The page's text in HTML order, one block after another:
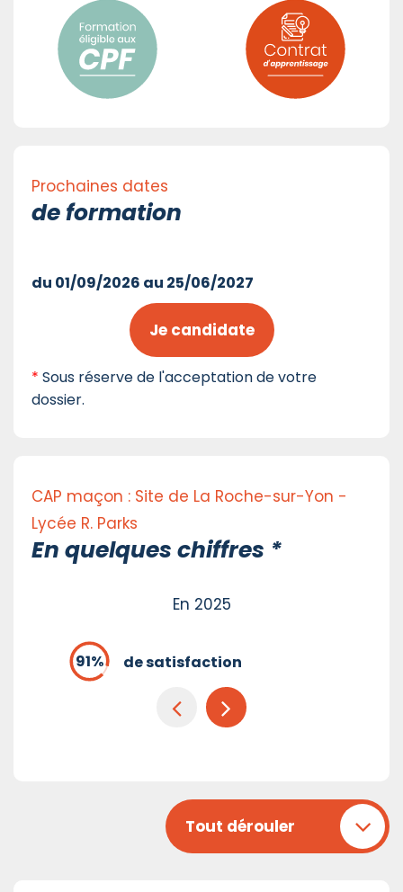
Prochaines dates
de formation
du 01/09/2026 au 25/06/2027
Je candidate
* Sous réserve de l'acceptation de votre
dossier.
CAP maçon : Site de La Roche-sur-Yon -
Lycée R. Parks
En quelques chiffres *
En 2025
de satisfaction
Tout dérouler